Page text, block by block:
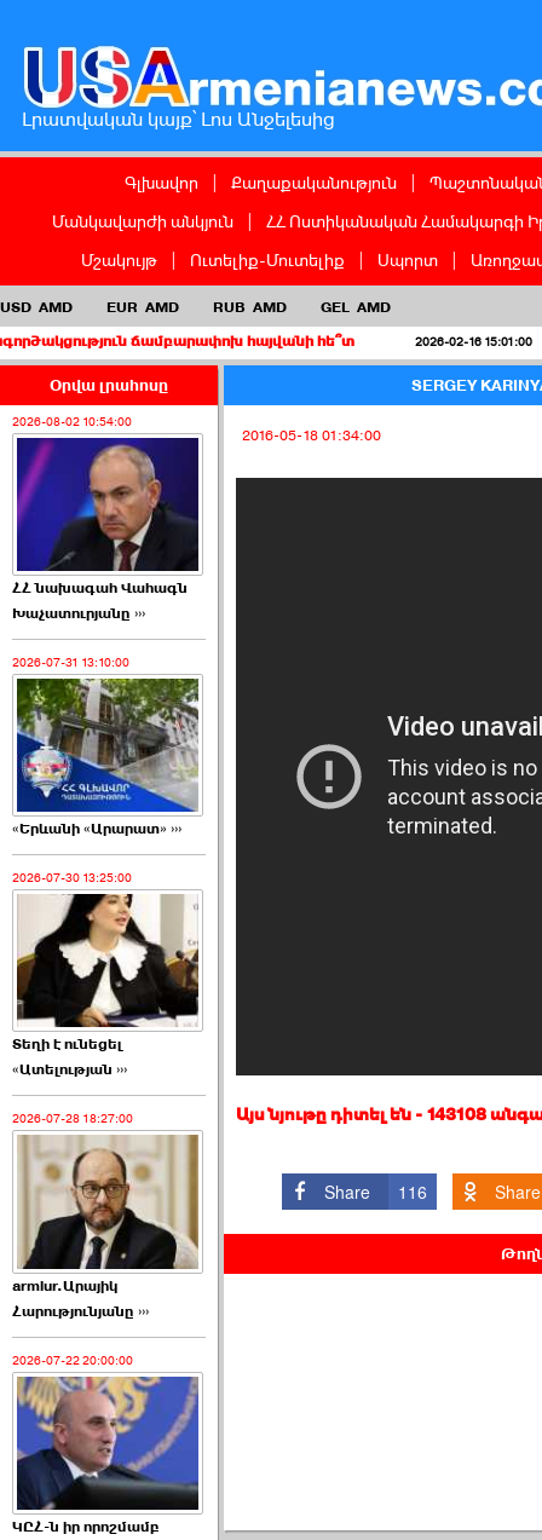
Լրատվական կայք՝ Լոս Անջելեսից
Գլխավոր Քաղաքականություն
Մանկավարժի անկյուն
ՀՀ Ոստիկանական Համակարգի
Մշակույթ
Ուտելիք-Մուտելիք Սպորտ
USD AMD EUR AMD RUB AMD GEL AMD
ճամբարափոխ հայվանի հե՞տ
2026-02-16 15:01:00 Երբ
Օրվա լրահոսը
2026-08-02 10:54:00
ՀՀ նախագահ Վահագն
Խաչատուրյանը ›››
2026-07-31 13:10:00
«Երևանի «Արարատ» ›››
2026-07-30 13:25:00
Տեղի է ունեցել
«Ատելության ›››
2026-07-28 18:27:00
armlur.Արայիկ
Հարությունյանը ›››
2026-07-22 20:00:00
ԿԸՀ-ն իր որոշմամբ
SERGEY
2016-05-18 01:34:00
Այս նյութը դիտել են - 143108
Share 116 Share